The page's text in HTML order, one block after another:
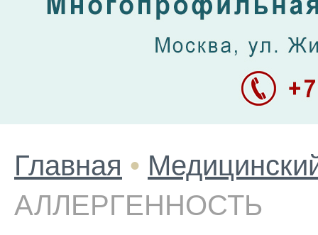
Главная •
АЛЛЕРГЕННОСТЬ